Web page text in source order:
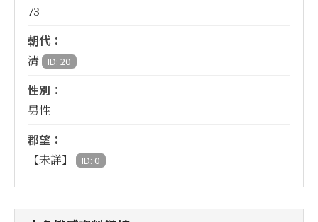
73
朝代：
清 ID: 20
性別：
男性
郡望：
【未詳】 ID: 0